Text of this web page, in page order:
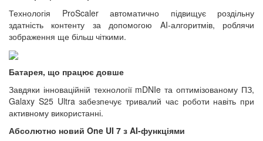
Технологія ProScaler автоматично підвищує роздільну
здатність контенту за допомогою AI-алгоритмів, роблячи
зображення ще більш чіткими.
Батарея, що працює довше
Завдяки інноваційній технології mDNIe та оптимізованому ПЗ,
Galaxy S25 Ultra забезпечує тривалий час роботи навіть при
активному використанні.
Абсолютно новий One UI 7 з AI-функціями